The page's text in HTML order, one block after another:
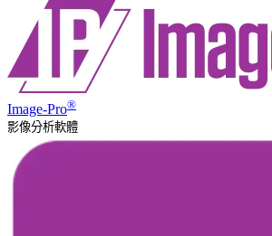
Image-Pro®
影像分析軟體